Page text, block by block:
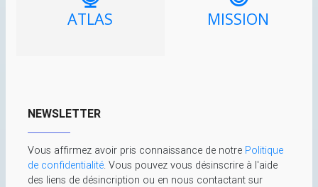
ATLAS MISSION
NEWSLETTER
Vous affirmez avoir pris connaissance de notre Politique
de confidentialité. Vous pouvez vous désinscrire à l'aide
des liens de désincription ou en nous contactant sur